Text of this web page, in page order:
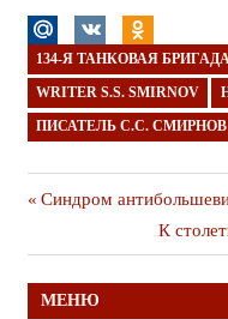
134-Я ТАНКОВАЯ
WRITER S.S. SMIRNOV
ПИСАТЕЛЬ С.С. СМИРНОВ
Навигация
по
записям
Предыдущая
Синдром
К
МЕНЮ